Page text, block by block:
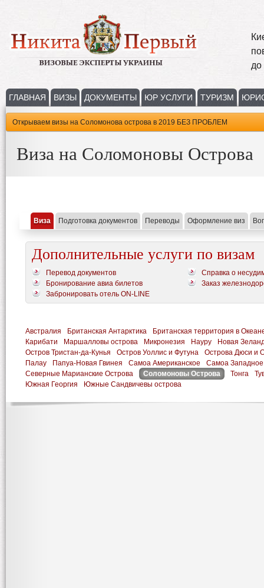
до
ГЛАВНАЯ ВИЗЫ ДОКУМЕНТЫ ЮР УСЛУГИ ТУРИЗМ
Открываем визы на Соломонова острова в 2019 БЕЗ ПРОБЛЕМ
Виза на Соломоновы Острова
Виза Подготовка документов Переводы Оформление виз
Дополнительные услуги по визам
Перевод документов
Справка о
Бронирование авиа билетов
Заказ
Забронировать отель ON-LINE
Австралия Британская Антарктика
Британская территория в
Карибати
Маршалловы острова Микронезия Науру
Новая
Остров Тристан-да-Кунья
Остров Уоллис и Футуна
Острова Дюси и
Палау
Папуа-Новая Гвинея Самоа Американское
Самоа Западное
Северные Марианские Острова
Соломоновы Острова Тонга
Южная Георгия
Южные Сандвичевы острова